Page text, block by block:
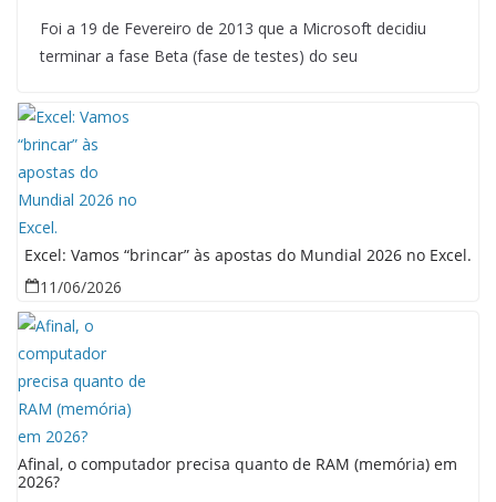
Foi a 19 de Fevereiro de 2013 que a Microsoft decidiu
terminar a fase Beta (fase de testes) do seu
Excel: Vamos “brincar” às apostas do Mundial 2026 no Excel.
11/06/2026
Afinal, o computador precisa quanto de RAM (memória) em
2026?